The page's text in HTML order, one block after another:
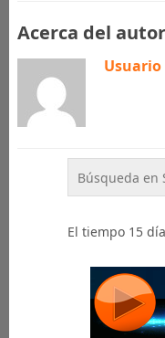
Acerca del autor
Usuario
El tiempo 15